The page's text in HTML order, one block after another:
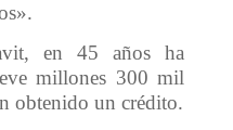
en 45 años ha
millones 300 mil
obtenido un crédito.